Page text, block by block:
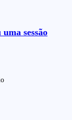
sessão